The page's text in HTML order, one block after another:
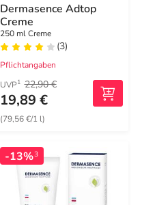
Dermasence Adtop
Creme
250 ml Creme
(3)
Pflichtangaben
UVP1 22,90 €
19,89 €
(79,56 €/1 l)
-13%3